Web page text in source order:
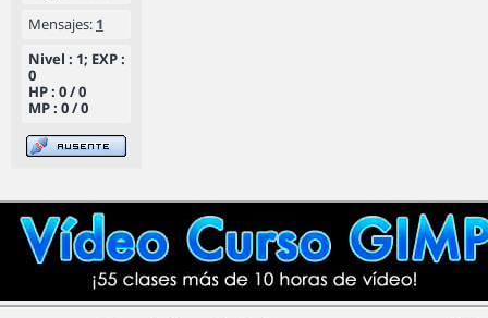
Mensajes: 1
Nivel : 1; EXP :
0
HP : 0 / 0
MP : 0 / 0